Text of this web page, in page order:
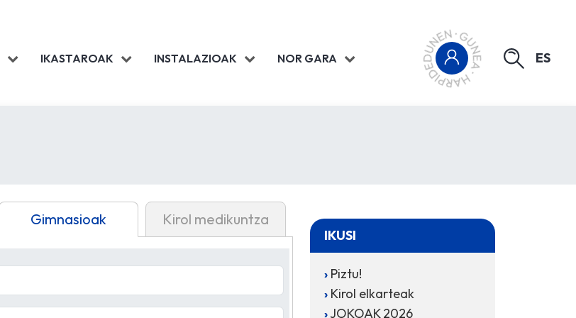
IKASTAROAK INSTALAZIOAK NOR GARA ES
Gimnasioak Kirol medikuntza
IKUSI
Piztu!
Kirol elkarteak
JOKOAK 2026